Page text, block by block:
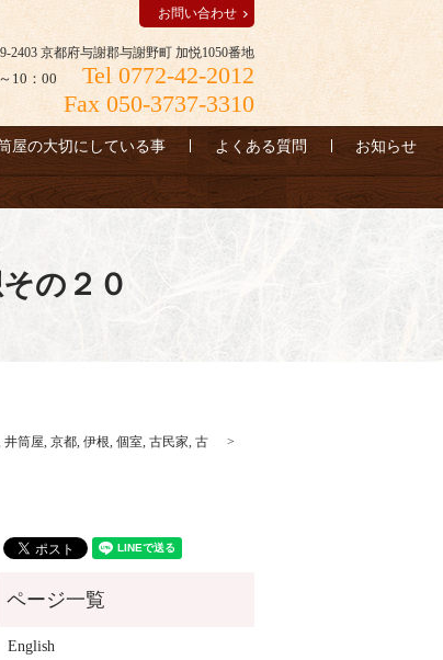
2403 京都府与謝郡与謝野町 加悦1050番地
10：00
Tel 0772-42-2012
Fax 050-3737-3310
お問い合わせ
屋の大切にしている事 よくある質問 お知らせ
の２０
井筒屋, 京都, 伊根, 個室, 古民家, 古
English